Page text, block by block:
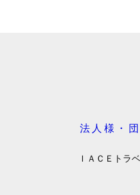
法人様・
ＩＡＣＥトラ